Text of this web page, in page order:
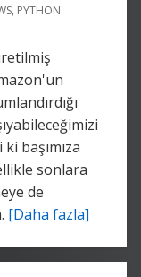
, PYTHON
başımıza
sonlara
de
[Daha fazla]